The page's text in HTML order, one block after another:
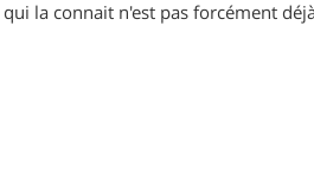
la connait n'est pas forcément